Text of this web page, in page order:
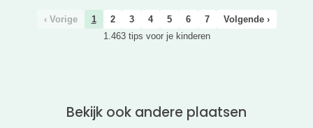
‹ Vorige 1 2 3 4 5 6 7
Volgende ›
1.463 tips voor je kinderen
Bekijk ook andere plaatsen